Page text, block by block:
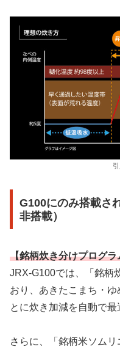
G100にのみ搭載さ
非搭載）
【銘柄炊き分けプログラ
JRX-G100では、「銘柄
おり、あきたこまち・
とに炊き加減を自動で最
さらに、「銘柄米ソム